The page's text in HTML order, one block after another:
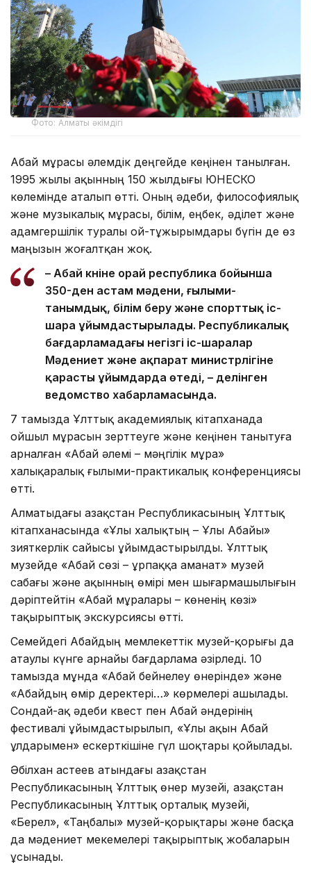
Фото: Алматы әкімдігі
Абай мұрасы әлемдік деңгейде кеңінен танылған.
1995 жылы ақынның 150 жылдығы ЮНЕСКО
көлемінде аталып өтті. Оның әдеби, философиялық
және музыкалық мұрасы, білім, еңбек, әділет және
адамгершілік туралы ой-тұжырымдары бүгін де өз
маңызын жоғалтқан жоқ.
– Абай күніне орай республика бойынша
350-ден астам мәдени, ғылыми-
танымдық, білім беру және спорттық іс-
шара ұйымдастырылады. Республикалық
бағдарламадағы негізгі іс-шаралар
Мәдениет және ақпарат министрлігіне
қарасты ұйымдарда өтеді, – делінген
ведомство хабарламасында.
7 тамызда Ұлттық академиялық кітапханада
ойшыл мұрасын зерттеуге және кеңінен танытуға
арналған «Абай әлемі – мәңгілік мұра»
халықаралық ғылыми-практикалық конференциясы
өтті.
Алматыдағы Қазақстан Республикасының Ұлттық
кітапханасында «Ұлы халықтың – Ұлы Абайы»
зияткерлік сайысы ұйымдастырылды. Ұлттық
музейде «Абай сөзі – ұрпаққа аманат» музей
сабағы және ақынның өмірі мен шығармашылығын
дәріптейтін «Абай мұралары – көненің көзі»
тақырыптық экскурсиясы өтті.
Семейдегі Абайдың мемлекеттік музей-қорығы да
атаулы күнге арнайы бағдарлама әзірледі. 10
тамызда мұнда «Абай бейнелеу өнерінде» және
«Абайдың өмір деректері…» көрмелері ашылады.
Сондай-ақ әдеби квест пен Абай әндерінің
фестивалі ұйымдастырылып, «Ұлы ақын Абай
ұлдарымен» ескерткішіне гүл шоқтары қойылады.
Әбілхан Қастеев атындағы Қазақстан
Республикасының Ұлттық өнер музейі, Қазақстан
Республикасының Ұлттық орталық музейі,
«Берел», «Таңбалы» музей-қорықтары және басқа
да мәдениет мекемелері тақырыптық жобаларын
ұсынады.